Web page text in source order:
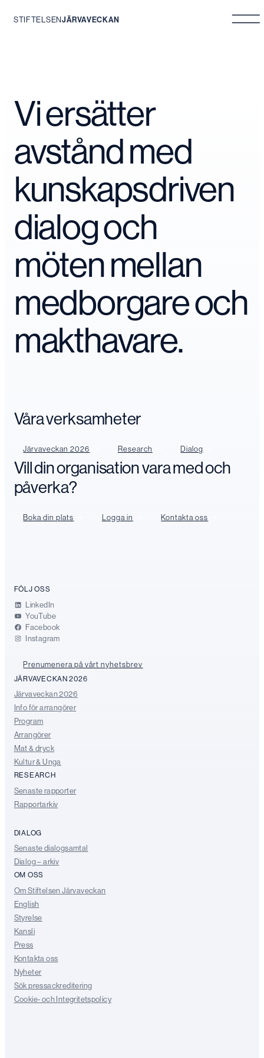
STIFTELSENJÄRVAVECKAN
Vi ersätter
avstånd med
kunskapsdriven
dialog och
möten mellan
medborgare och
makthavare.
Våra verksamheter
Järvaveckan 2026 Research Dialog
Vill din organisation vara med och
påverka?
Boka din plats Logga in Kontakta oss
FÖLJ OSS
LinkedIn
YouTube
Facebook
Instagram
Prenumenera på vårt nyhetsbrev
JÄRVAVECKAN 2026
Järvaveckan 2026
Info för arrangörer
Program
Arrangörer
Mat & dryck
Kultur & Unga
RESEARCH
Senaste rapporter
Rapportarkiv
DIALOG
Senaste dialogsamtal
Dialog – arkiv
OM OSS
Om Stiftelsen Järvaveckan
English
Styrelse
Kansli
Press
Kontakta oss
Nyheter
Sök pressackreditering
Cookie- och Integritetspolicy